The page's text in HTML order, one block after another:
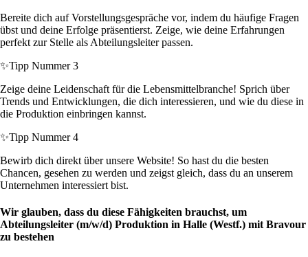
Bereite dich auf Vorstellungsgespräche vor, indem du häufige Fragen
übst und deine Erfolge präsentierst. Zeige, wie deine Erfahrungen
perfekt zur Stelle als Abteilungsleiter passen.
✨Tipp Nummer 3
Zeige deine Leidenschaft für die Lebensmittelbranche! Sprich über
Trends und Entwicklungen, die dich interessieren, und wie du diese in
die Produktion einbringen kannst.
✨Tipp Nummer 4
Bewirb dich direkt über unsere Website! So hast du die besten
Chancen, gesehen zu werden und zeigst gleich, dass du an unserem
Unternehmen interessiert bist.
Wir glauben, dass du diese Fähigkeiten brauchst, um
Abteilungsleiter (m/w/d) Produktion in Halle (Westf.) mit Bravour
zu bestehen